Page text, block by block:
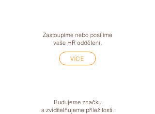
Zastoupíme nebo posílíme
vaše HR oddělení.
VÍCE
Budujeme značku
a zviditelňujeme příležitosti.